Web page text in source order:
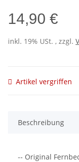
14,90 €
inkl. 19% USt. , zzgl.
Artikel vergriffen
Beschreibung
-- Original